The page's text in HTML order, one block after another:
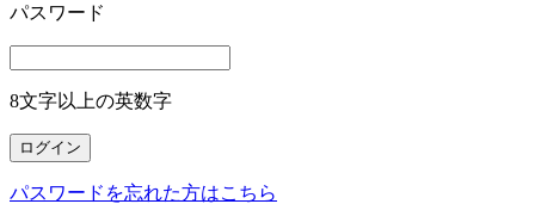
パスワード
8文字以上の英数字
パスワードを忘れた方はこちら